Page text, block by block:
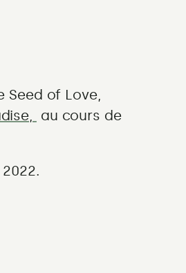
Seed of Love,
au cours de